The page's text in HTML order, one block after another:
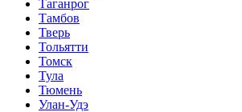
Таганрог
Тамбов
Тверь
Тольятти
Томск
Тула
Тюмень
Улан-Удэ